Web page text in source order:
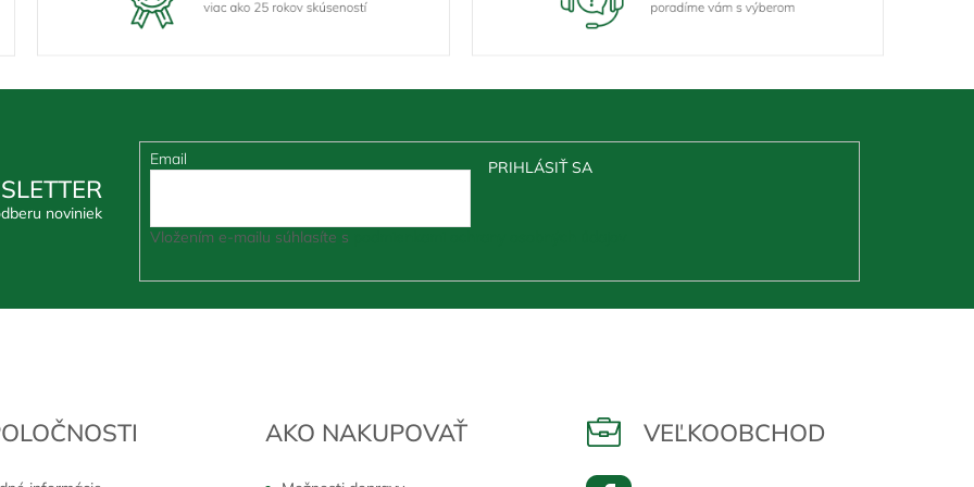
noviniek
Email
Vložením e-mailu súhlasíte s
PRIHLÁSIŤ SA
AKO NAKUPOVAŤ VEĽKOOBCHOD